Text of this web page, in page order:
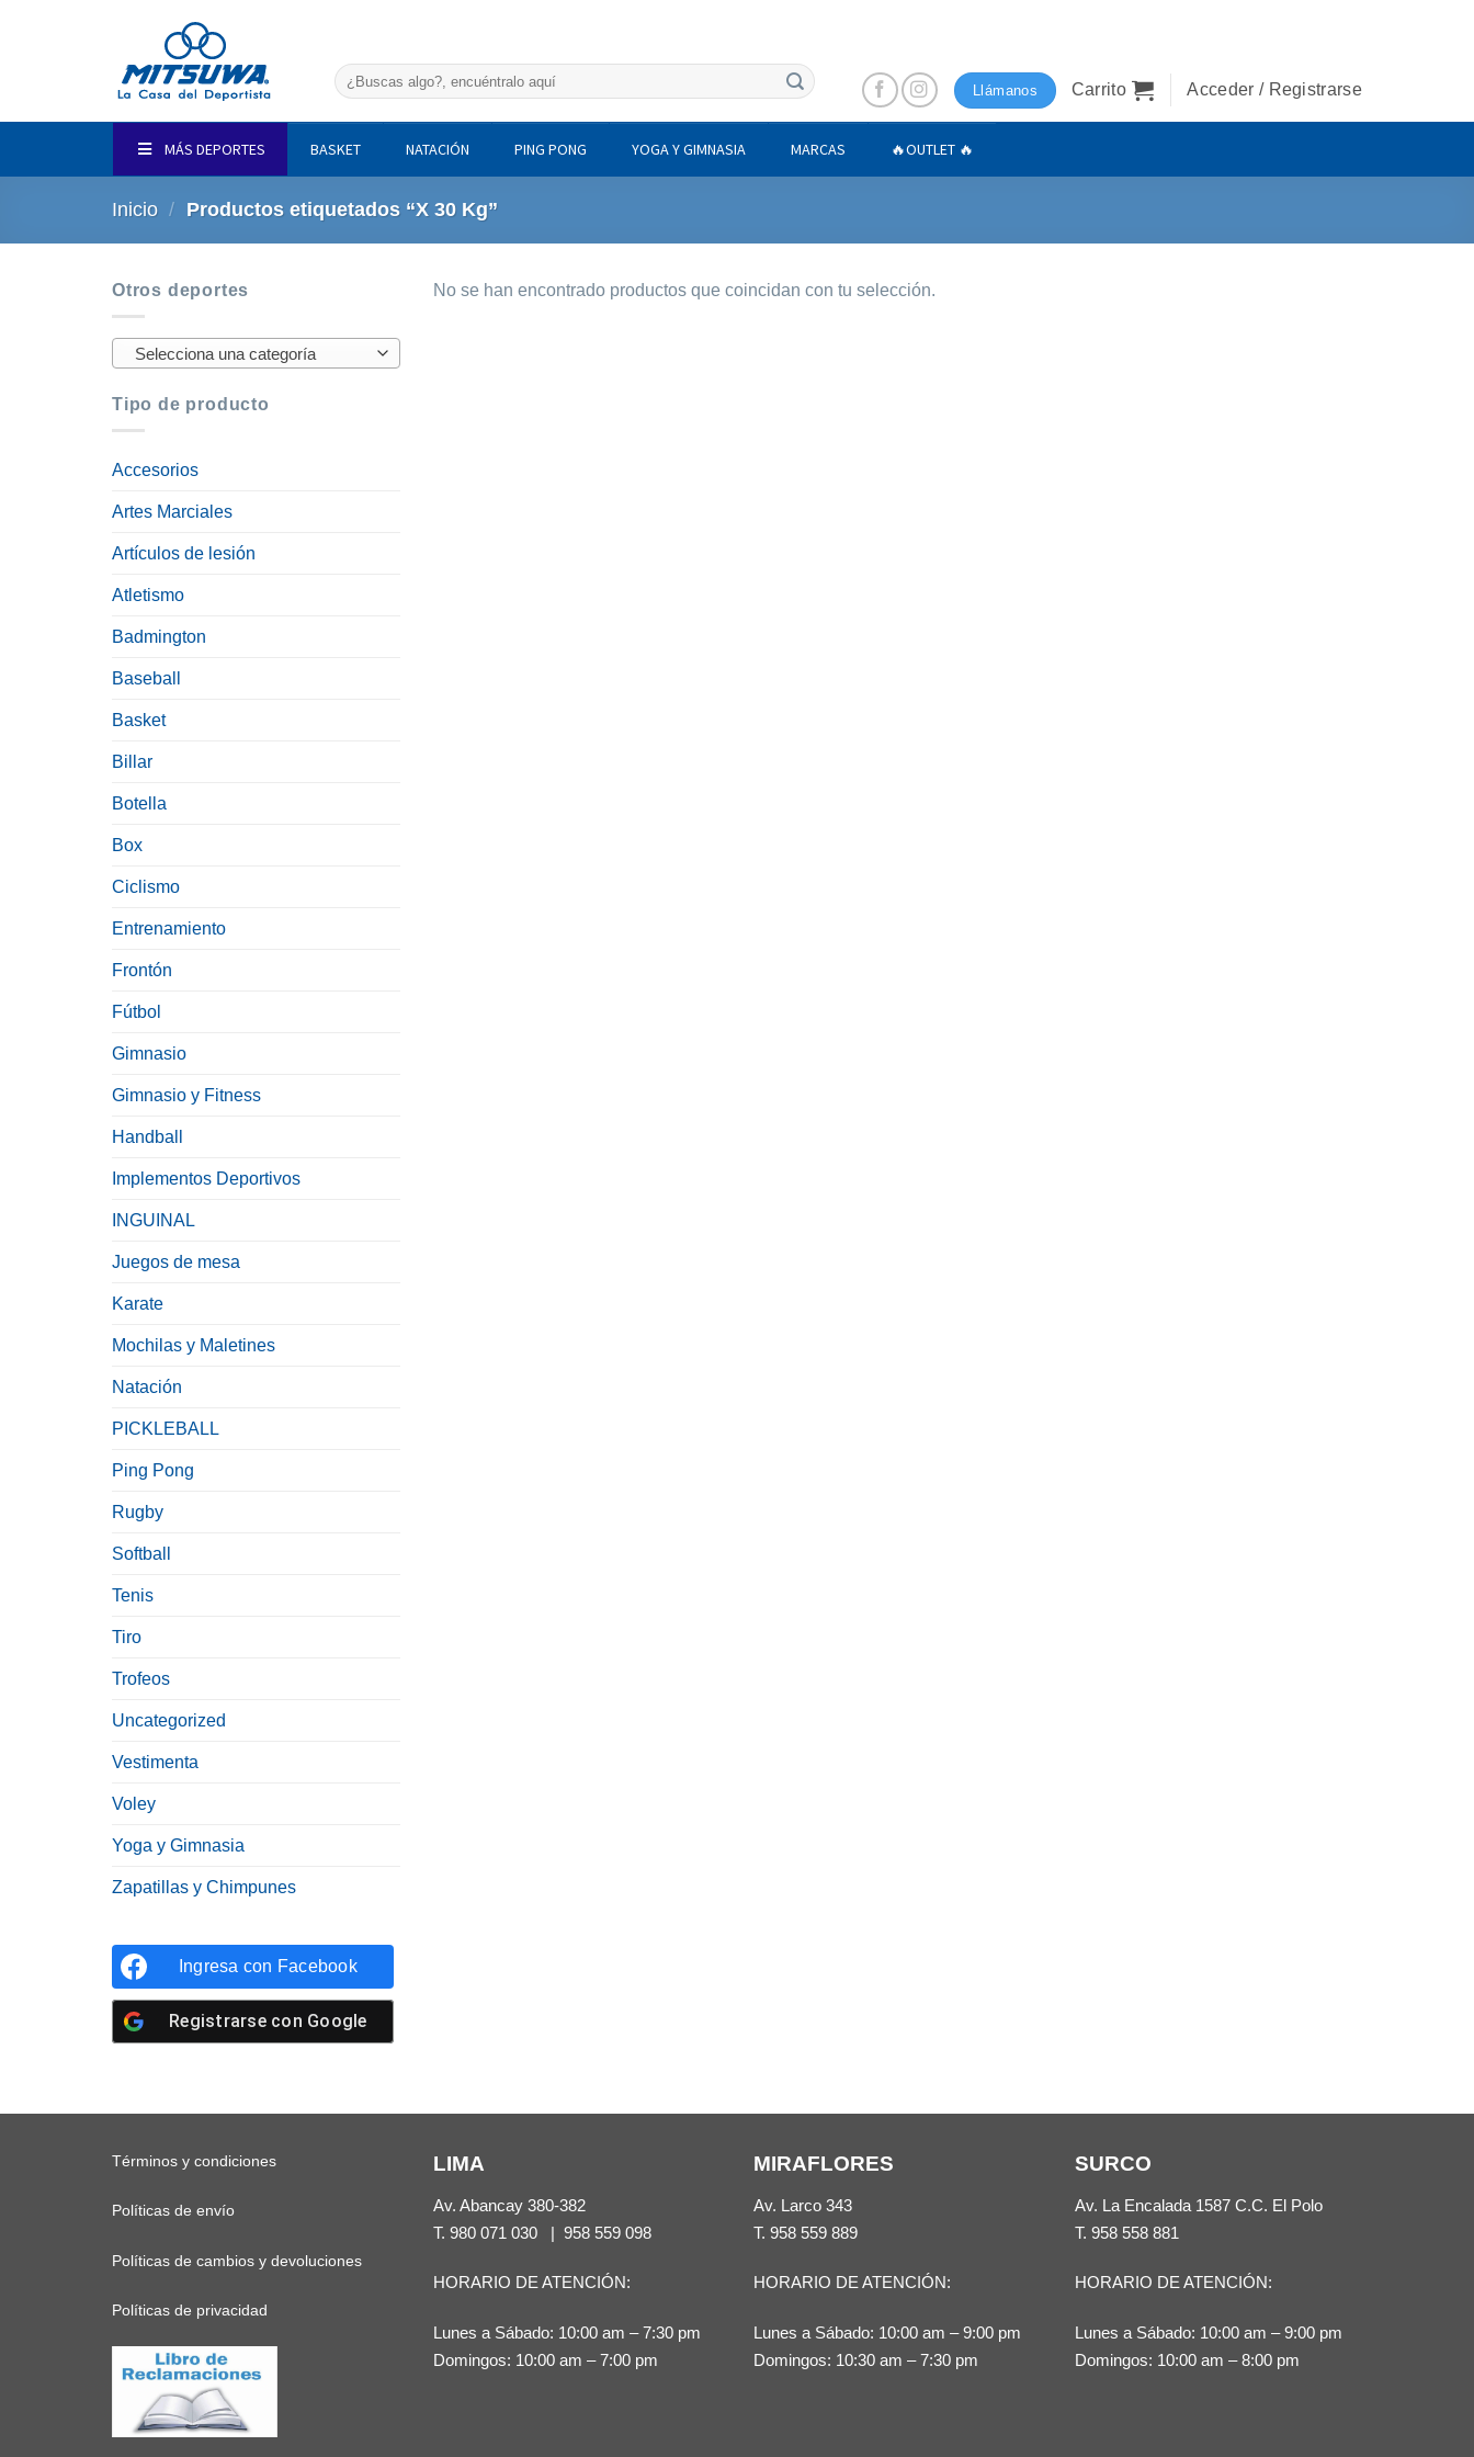
Buscar
por:
Llámanos Carrito Acceder / Registrarse
MÁS DEPORTES BASKET NATACIÓN PING PONG YOGA Y GIMNASIA MARCAS 🔥OUTLET 🔥
Inicio / Productos etiquetados “X 30 Kg”
Otros deportes
Selecciona una categoría
Tipo de producto
Accesorios
Artes Marciales
Artículos de lesión
Atletismo
Badmington
Baseball
Basket
Billar
Botella
Box
Ciclismo
Entrenamiento
Frontón
Fútbol
Gimnasio
Gimnasio y Fitness
Handball
Implementos Deportivos
INGUINAL
Juegos de mesa
Karate
Mochilas y Maletines
Natación
PICKLEBALL
Ping Pong
Rugby
Softball
Tenis
Tiro
Trofeos
Uncategorized
Vestimenta
Voley
Yoga y Gimnasia
Zapatillas y Chimpunes
Ingresa con Facebook
Registrarse con Google
No se han encontrado productos que coincidan con tu selección.
Términos y condiciones
Políticas de envío
Políticas de cambios y devoluciones
Políticas de privacidad
LIMA
Av. Abancay 380-382
T. 980 071 030| 958 559 098
HORARIO DE ATENCIÓN:
Lunes a Sábado: 10:00 am – 7:30 pm
Domingos: 10:00 am – 7:00 pm
MIRAFLORES
Av. Larco 343
T. 958 559 889
HORARIO DE ATENCIÓN:
Lunes a Sábado: 10:00 am – 9:00 pm
Domingos: 10:30 am – 7:30 pm
SURCO
Av. La Encalada 1587 C.C. El Polo
T. 958 558 881
HORARIO DE ATENCIÓN:
Lunes a Sábado: 10:00 am – 9:00 pm
Domingos: 10:00 am – 8:00 pm